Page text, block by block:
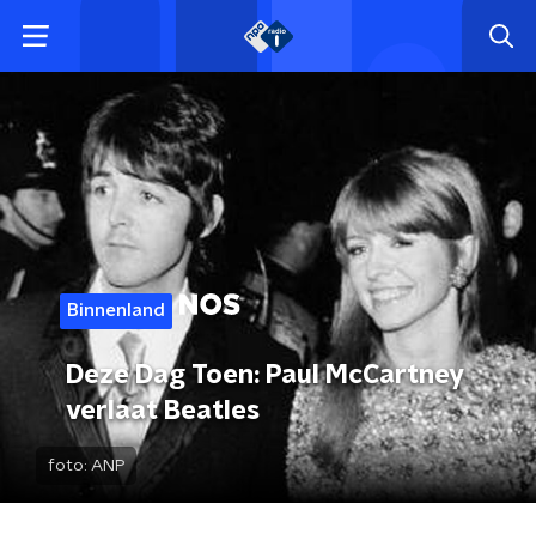
Binnenland
Deze Dag Toen: Paul McCartney
verlaat Beatles
foto: ANP